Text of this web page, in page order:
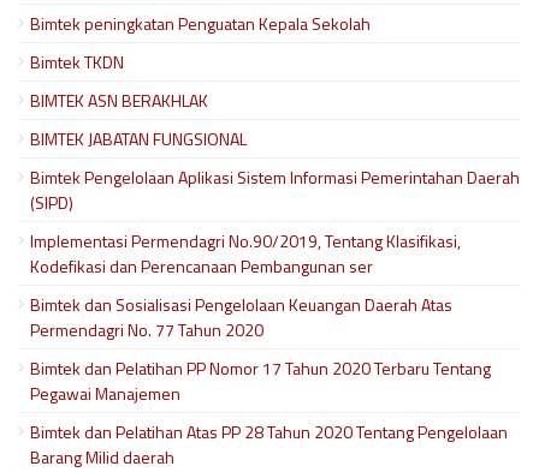
Bimtek peningkatan Penguatan Kepala Sekolah
Bimtek TKDN
BIMTEK ASN BERAKHLAK
BIMTEK JABATAN FUNGSIONAL
Bimtek Pengelolaan Aplikasi Sistem Informasi Pemerintahan Daerah
(SIPD)
Implementasi Permendagri No.90/2019, Tentang Klasifikasi,
Kodefikasi dan Perencanaan Pembangunan ser
Bimtek dan Sosialisasi Pengelolaan Keuangan Daerah Atas
Permendagri No. 77 Tahun 2020
Bimtek dan Pelatihan PP Nomor 17 Tahun 2020 Terbaru Tentang
Pegawai Manajemen
Bimtek dan Pelatihan Atas PP 28 Tahun 2020 Tentang Pengelolaan
Barang Milid daerah